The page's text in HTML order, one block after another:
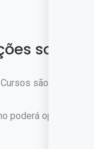
sobre o
são gratuitos.
poderá optar pela